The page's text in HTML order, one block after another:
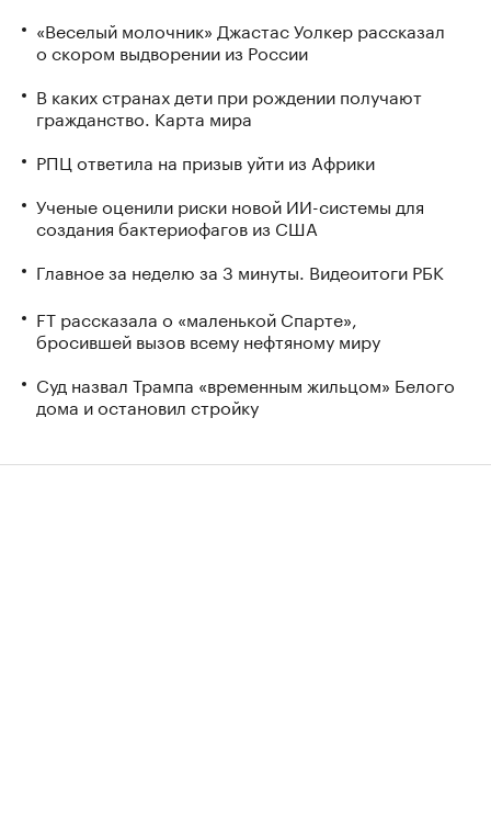
«Веселый молочник» Джастас Уолкер рассказал
о скором выдворении из России
В каких странах дети при рождении получают
гражданство. Карта мира
РПЦ ответила на призыв уйти из Африки
Ученые оценили риски новой ИИ-системы для
создания бактериофагов из США
Главное за неделю за 3 минуты. Видеоитоги РБК
FT рассказала о «маленькой Спарте»,
бросившей вызов всему нефтяному миру
Суд назвал Трампа «временным жильцом» Белого
дома и остановил стройку